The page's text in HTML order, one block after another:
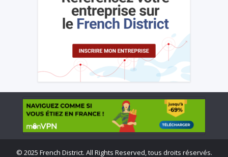
© 2025 French District. All Rights Reserved, tous droits réservés.